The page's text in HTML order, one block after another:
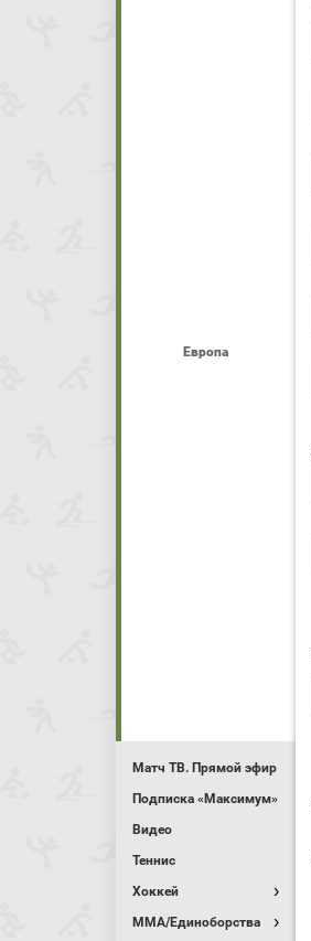
Европа
Матч ТВ. Прямой эфир
Подписка «Максимум»
Видео
Теннис
Хоккей
MMA/Единоборства